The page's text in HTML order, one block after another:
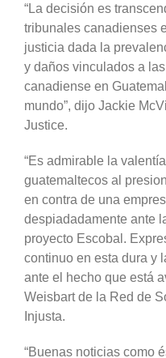
“La decisión es
tribunales canadienses
justicia dada la
y daños vinculados a
canadiense en
mundo”, dijo Jackie
Justice.
“Es admirable la
guatemaltecos al
en contra de una
despiadadamente ante
proyecto Escobal.
continuo en esta dura y
ante el hecho que está
Weisbart de la Red de
Injusta.
“Buenas noticias como